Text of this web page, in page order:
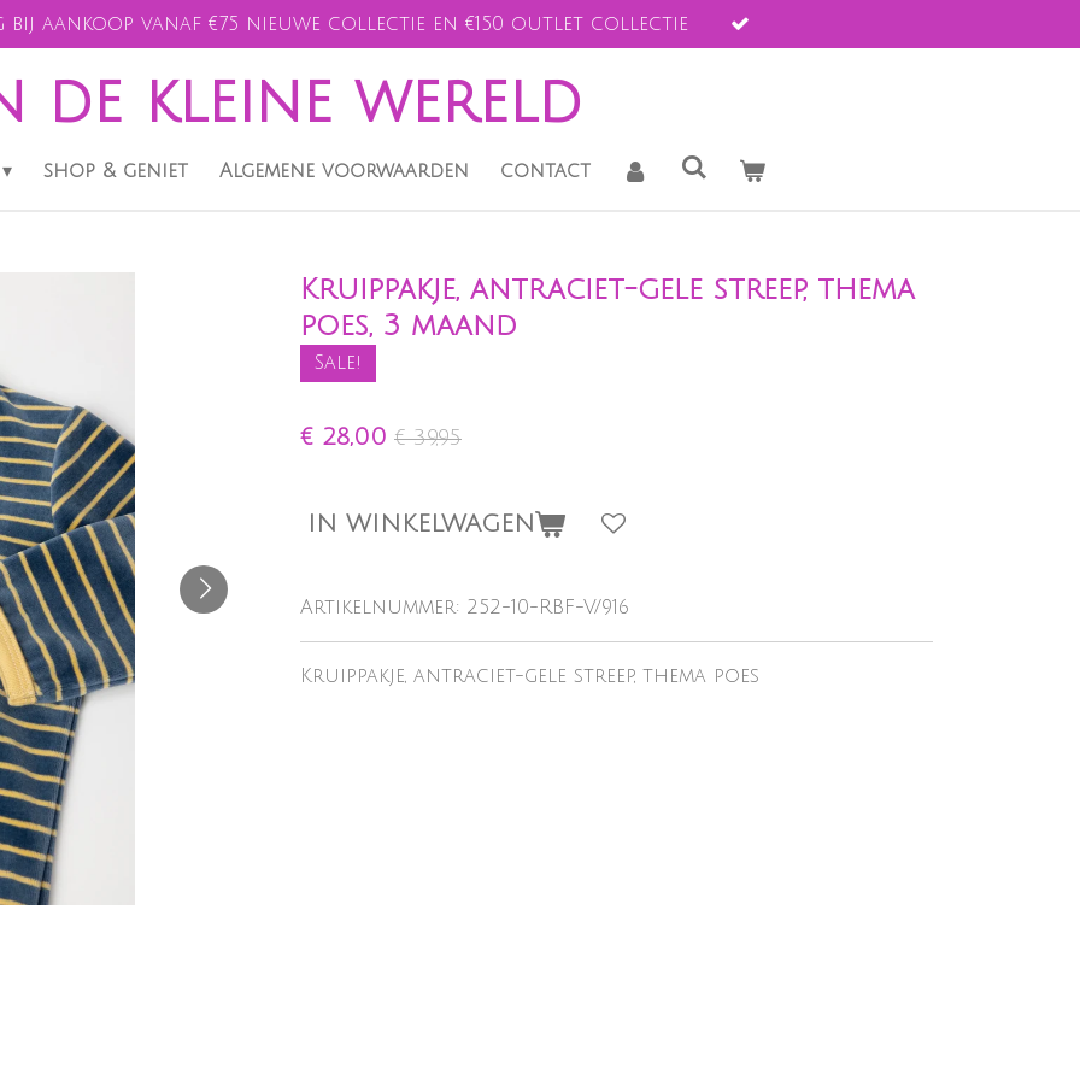
bij aankoop vanaf €75 nieuwe collectie en €150 outlet collectie
de kleine wereld
shop & geniet Algemene voorwaarden contact
Kruippakje, antraciet-gele streep, thema
poes, 3 maand
Sale!
€ 28,00 € 39,95
IN WINKELWAGEN
Artikelnummer: 252-10-RBF-V/916
Kruippakje, antraciet-gele streep, thema poes